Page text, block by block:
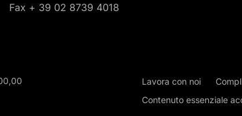
Fax + 39 02 8739 4018
Lavora con noi
Contenuto essenziale